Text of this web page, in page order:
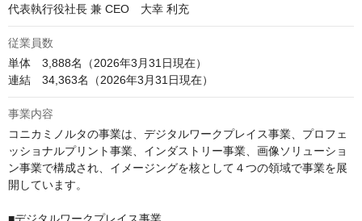
代表執行役社長 兼 CEO　大幸 利充
従業員数
単体　3,888名（2026年3月31日現在）
連結　34,363名（2026年3月31日現在）
事業内容
コニカミノルタの事業は、デジタルワークプレイス事業、プロフェ
ッショナルプリント事業、インダストリー事業、画像ソリューショ
ン事業で構成され、イメージングを核として４つの領域で事業を展
開しています。